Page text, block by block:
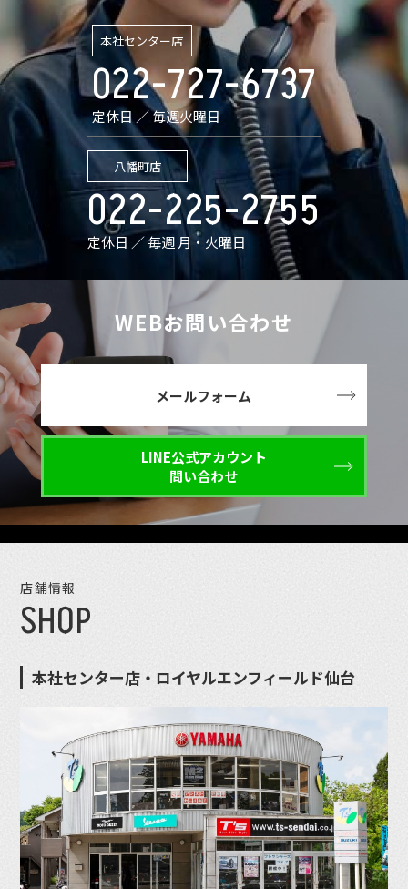
本社センター店
022-727-6737
定休日 ／ 毎週火曜日
八幡町店
022-225-2755
定休日 ／ 毎週 月・火曜日
WEBお問い合わせ
メールフォーム
LINE公式アカウント
問い合わせ
店舗情報
SHOP
本社センター店・ロイヤルエンフィールド仙台